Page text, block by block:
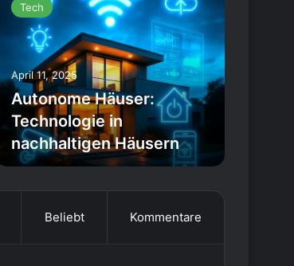
Tech
April 11, 2025
Autonome Häuser:
Technologie in
nachhaltigen Häusern
Beliebt Kommentare